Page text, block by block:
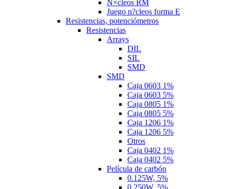
N×cleos RM
Juego n?cleos forma E
Resistencias, potenciómetros
Resistencias
Arrays
DIL
SIL
SMD
SMD
Caja 0603 1%
Caja 0603 5%
Caja 0805 1%
Caja 0805 5%
Caja 1206 1%
Caja 1206 5%
Otros
Caja 0402 1%
Caja 0402 5%
Película de carbón
0.125W, 5%